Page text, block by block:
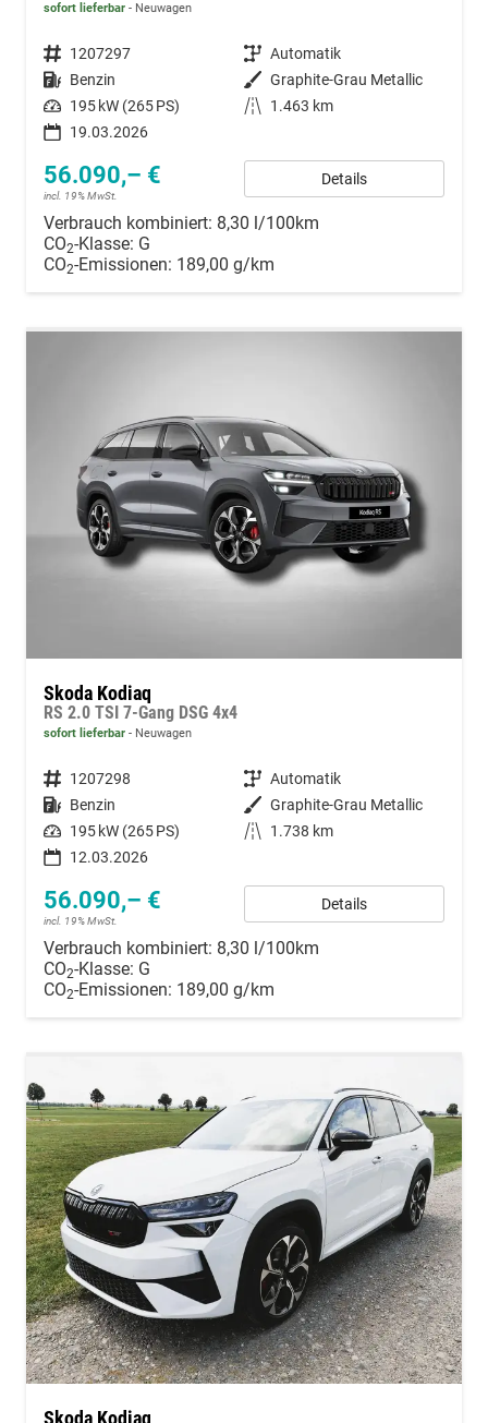
sofort lieferbar Neuwagen
Fahrzeugnummer 1207297 Getriebe Automatik
Kraftstoff Benzin Außenfarbe Graphite-Grau Metallic
Leistung 195 kW (265 PS) Kilometerstand
1.463 km
19.03.2026
56.090,– €
incl. 19% MwSt.
Details
Verbrauch kombiniert: 8,30 l/100km
CO2-Klasse: G
CO2-Emissionen: 189,00 g/km
Skoda Kodiaq
RS 2.0 TSI 7-Gang DSG 4x4
sofort lieferbar Neuwagen
Fahrzeugnummer 1207298 Getriebe Automatik
Kraftstoff Benzin Außenfarbe Graphite-Grau Metallic
Leistung 195 kW (265 PS) Kilometerstand
1.738 km
12.03.2026
56.090,– €
incl. 19% MwSt.
Details
Verbrauch kombiniert: 8,30 l/100km
CO2-Klasse: G
CO2-Emissionen: 189,00 g/km
Skoda Kodiaq